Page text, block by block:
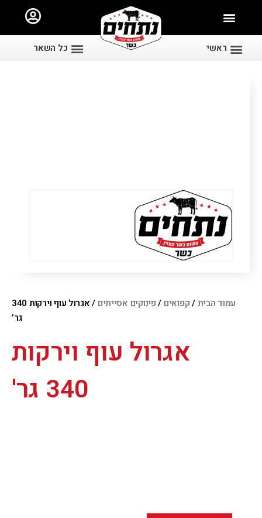
ראשי כל השאר
עמוד הבית/קפואים /פינוקים אסייתים
/ אגרול עוף וירקות 340
גר’
אגרול עוף וירקות
340 גר'